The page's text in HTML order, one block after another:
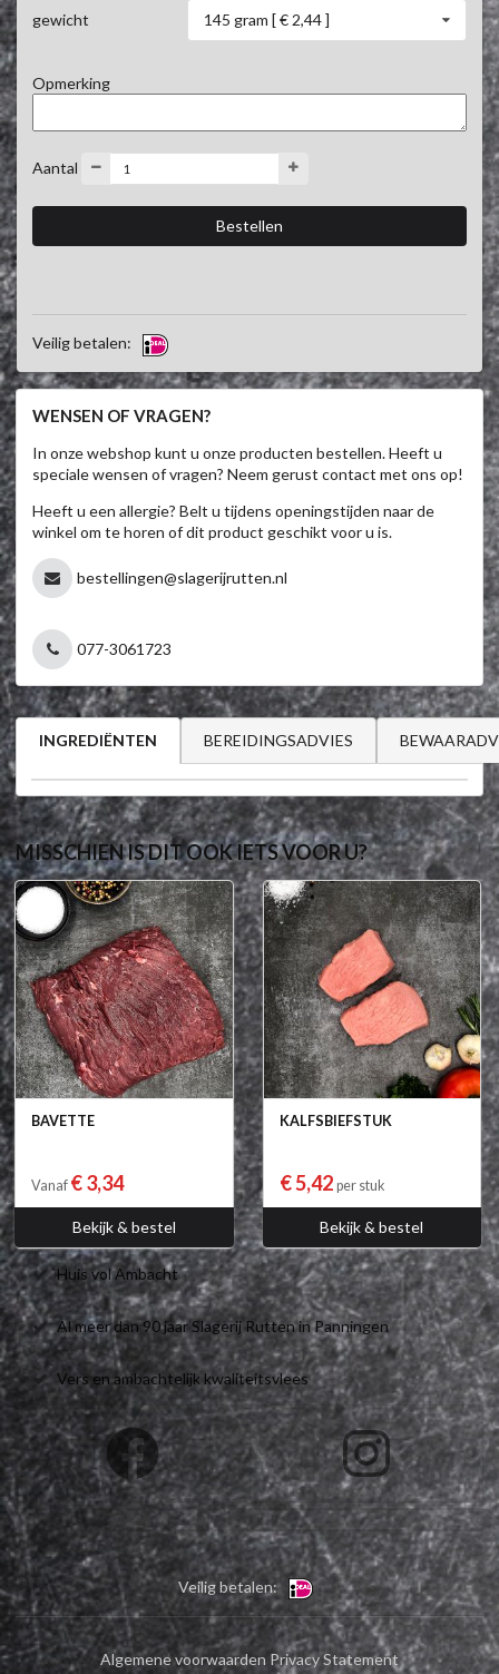
gewicht 145 gram [ € 2,44 ]
Opmerking
Aantal
Veilig betalen:
WENSEN OF VRAGEN?
In onze webshop kunt u onze producten bestellen. Heeft u
speciale wensen of vragen? Neem gerust contact met ons op!
Heeft u een allergie? Belt u tijdens openingstijden naar de
winkel om te horen of dit product geschikt voor u is.
bestellingen@slagerijrutten.nl
077-3061723
INGREDIËNTEN BEREIDINGSADVIES
MISSCHIEN IS DIT OOK IETS VOOR U?
BAVETTE
Vanaf € 3,34
Bekijk & bestel
KALFSBIEFSTUK
€ 5,42 per stuk
Bekijk & bestel
Huis vol Ambacht
Al meer dan 90 jaar Slagerij Rutten in Panningen
Vers en ambachtelijk kwaliteitsvlees
Veilig betalen:
Algemene voorwaarden Privacy Statement